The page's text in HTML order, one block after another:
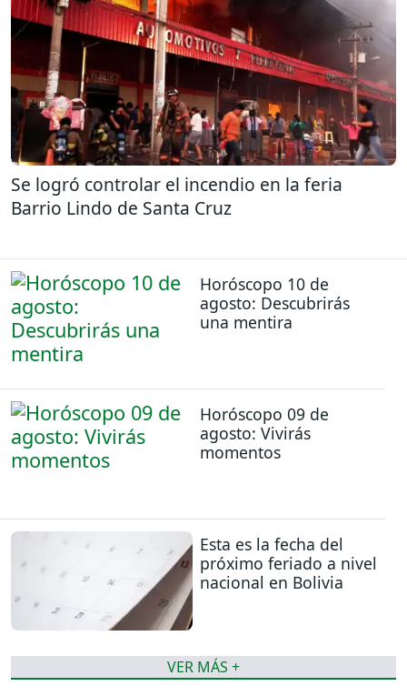
Se logró controlar el incendio en la feria
Barrio Lindo de Santa Cruz
Horóscopo 10 de
agosto: Descubrirás
una mentira
Horóscopo 09 de
agosto: Vivirás
momentos
Esta es la fecha del
próximo feriado a nivel
nacional en Bolivia
VER MÁS +